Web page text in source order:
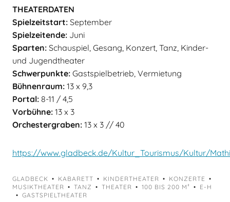
THEATERDATEN
Spielzeitstart:September
Spielzeitende:Juni
Sparten:Schauspiel, Gesang, Konzert, Tanz, Kinder-
und Jugendtheater
Schwerpunkte:Gastspielbetrieb, Vermietung
Bühnenraum:13 x 9,3
Portal:8-11 / 4,5
Vorbühne:13 x 3
Orchestergraben:13 x 3 // 40
https://www.gladbeck.de/Kultur_Tourismus/Kultur/
GLADBECK KABARETT KINDERTHEATER
KONZERTE
MUSIKTHEATER
TANZ THEATER 100 BIS 200 M²
E-H
GASTSPIELTHEATER